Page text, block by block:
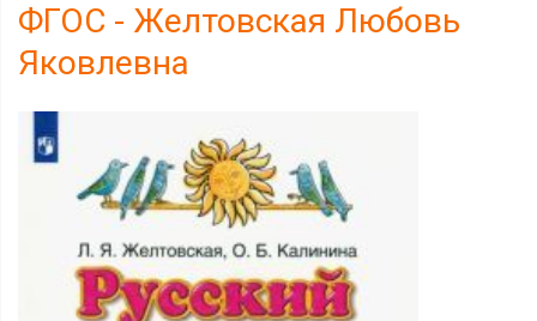
ФГОС - Желтовская Любовь
Яковлевна